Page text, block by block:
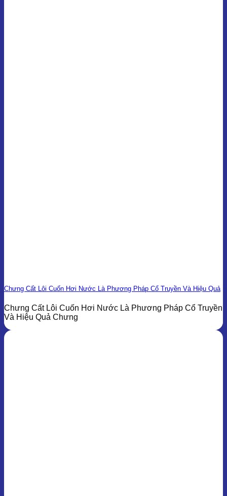
Chưng Cất Lôi Cuốn Hơi Nước Là Phương Pháp Cổ Truyền Và Hiệu Quả
Chưng Cất Lôi Cuốn Hơi Nước Là Phương Pháp Cổ Truyền
Và Hiệu Quả Chưng